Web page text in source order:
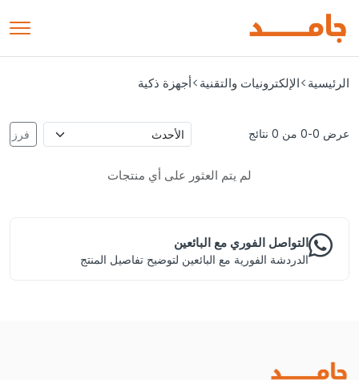
الرئيسية الإلكترونيات والتقنية أجهزة ذكية
عرض 0-0 من 0 نتائج فرز
لم يتم العثور على أي منتجات
التواصل الفوري مع البائعين
الدردشة الفورية مع البائعين لتوضيح تفاصيل المنتج